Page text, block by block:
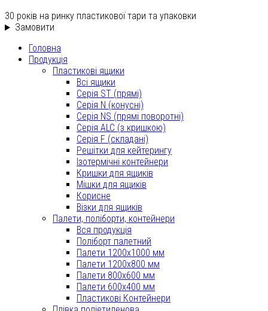
30 років на ринку пластикової тари та упаковки
Замовити
Головна
Продукція
Пластикові ящики
Всі ящики
Серія ST (прямі)
Серія N (конусні)
Серія NS (прямі поворотні)
Серія ALC (з кришкою)
Серія F (складані)
Решітки для кейтерингу
Ізотермічні контейнери
Кришки для ящиків
Мішки для ящиків
Корисне
Візки для ящиків
Палети, поліборти, контейнери
Вся продукція
Поліборт палетний
Палети 1200x1000 мм
Палети 1200x800 мм
Палети 800x600 мм
Палети 600x400 мм
Пластикові Контейнери